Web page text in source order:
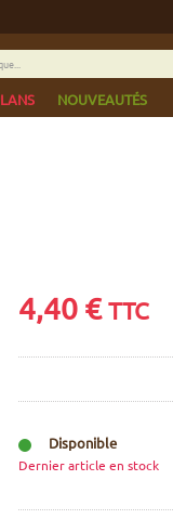
NOUVEAUTÉS
4,40€ TTC
Disponible
Dernier article en stock